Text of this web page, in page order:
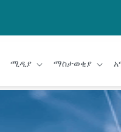
ሚዲያ ማስታወቂያ